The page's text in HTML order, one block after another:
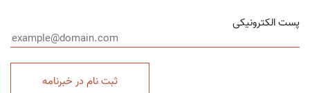
پست الکترونیکی
ثبت نام در خبرنامه